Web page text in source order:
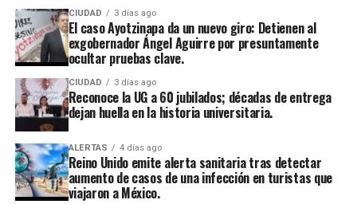
CIUDAD 3 días ago
El caso Ayotzinapa da un nuevo giro: Detienen al
exgobernador Ángel Aguirre por presuntamente
ocultar pruebas clave.
CIUDAD 3 días ago
Reconoce la UG a 60 jubilados; décadas de entrega
dejan huella en la historia universitaria.
ALERTAS 4 días ago
Reino Unido emite alerta sanitaria tras detectar
aumento de casos de una infección en turistas que
viajaron a México.